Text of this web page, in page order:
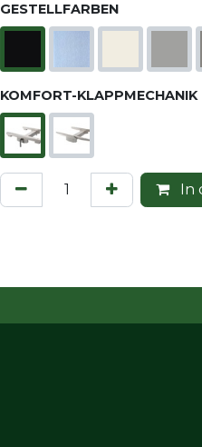
GESTELLFARBEN
KOMFORT-KLAPPMECHANIK
In